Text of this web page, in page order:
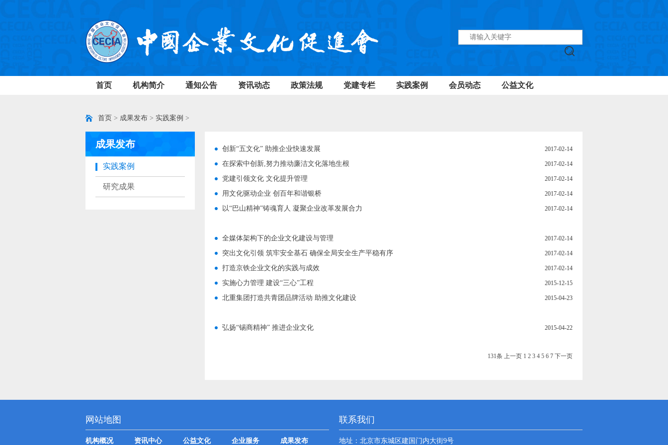
首页 机构简介 通知公告 资讯动态 政策法规 党建专栏 实践案例 会员动态 公益文化
首页 > 成果发布 > 实践案例 >
成果发布
实践案例
研究成果
创新“五文化” 助推企业快速发展 2017-02-14
在探索中创新,努力推动廉洁文化落地生根 2017-02-14
党建引领文化 文化提升管理 2017-02-14
用文化驱动企业 创百年和谐银桥 2017-02-14
以“巴山精神”铸魂育人 凝聚企业改革发展合力 2017-02-14
全媒体架构下的企业文化建设与管理 2017-02-14
突出文化引领 筑牢安全基石 确保全局安全生产平稳有序 2017-02-14
打造京铁企业文化的实践与成效 2017-02-14
实施心力管理 建设“三心”工程 2015-12-15
北重集团打造共青团品牌活动 助推文化建设 2015-04-23
弘扬“锡商精神” 推进企业文化 2015-04-22
131条 上一页 1 2 3 4 5 6 7 下一页
网站地图
机构概况 资讯中心 公益文化 企业服务 成果发布
联系我们
地址： 北京市东城区建国门内大街9号